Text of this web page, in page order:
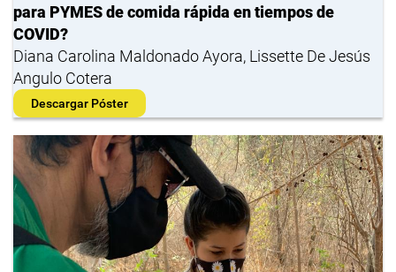
para PYMES de comida rápida en tiempos de
COVID?
Diana Carolina Maldonado Ayora, Lissette De Jesús
Angulo Cotera
Descargar Póster